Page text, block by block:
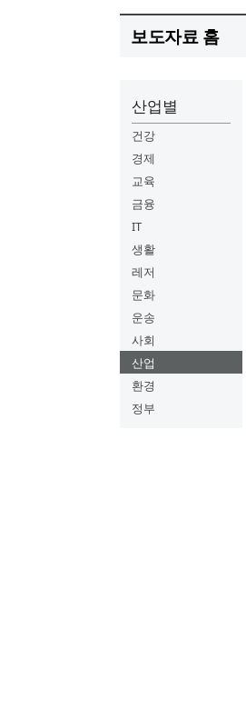
보도자료 홈
산업별
건강
경제
교육
금융
IT
생활
레저
문화
운송
사회
산업
환경
정부